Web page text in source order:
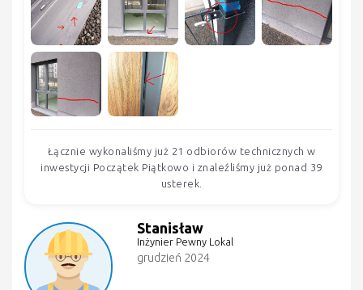
Łącznie wykonaliśmy już 21 odbiorów technicznych w
inwestycji Początek Piątkowo i znaleźliśmy już ponad 39
usterek.
Stanisław
Inżynier Pewny Lokal
grudzień 2024